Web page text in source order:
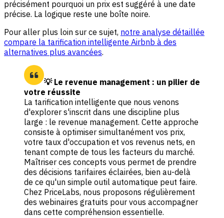
précisément pourquoi un prix est suggéré à une date
précise. La logique reste une boîte noire.
Pour aller plus loin sur ce sujet, notre analyse détaillée
compare la tarification intelligente Airbnb à des
alternatives plus avancées.
💡 Le revenue management : un pilier de
votre réussite
La tarification intelligente que nous venons
d'explorer s'inscrit dans une discipline plus
large : le revenue management. Cette approche
consiste à optimiser simultanément vos prix,
votre taux d'occupation et vos revenus nets, en
tenant compte de tous les facteurs du marché.
Maîtriser ces concepts vous permet de prendre
des décisions tarifaires éclairées, bien au-delà
de ce qu'un simple outil automatique peut faire.
Chez PriceLabs, nous proposons régulièrement
des webinaires gratuits pour vous accompagner
dans cette compréhension essentielle.